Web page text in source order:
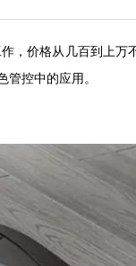
，价格从几百到上万
控中的应用。